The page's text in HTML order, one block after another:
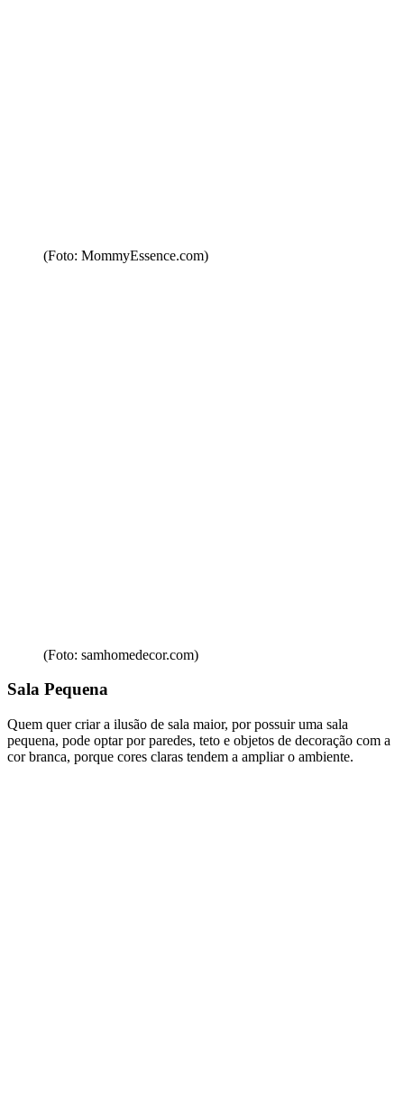
(Foto: MommyEssence.com)
(Foto: samhomedecor.com)
Sala Pequena
Quem quer criar a ilusão de sala maior, por possuir uma sala
pequena, pode optar por paredes, teto e objetos de decoração com a
cor branca, porque cores claras tendem a ampliar o ambiente.